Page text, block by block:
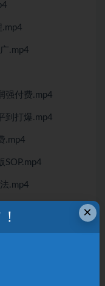
.mp4
强付费.mp4
到打爆.mp4
.mp4
.mp4
场，出价即绝
全套实操.mp4
×